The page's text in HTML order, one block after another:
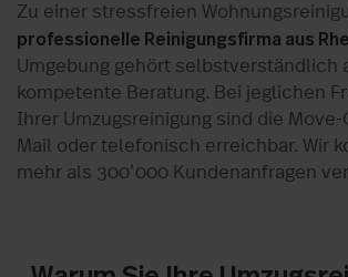
Zu einer stressfreien
professionelle Reinigungsfirma aus
Umgebung gehört selbstverständlich
kompetente Beratung. Bei jeglichen
Ihrer Umzugsreinigung sind die Move-
Mail oder telefonisch erreichbar. Wir
mehr als 300’000 Kundenanfragen